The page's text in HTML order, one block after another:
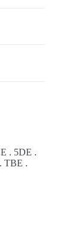
. 5DE .
TBE .